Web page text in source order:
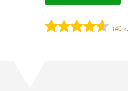
(46